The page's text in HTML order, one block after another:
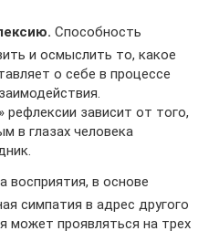
Способность
и осмыслить то, какое
о себе в процессе
рефлексии зависит от того,
в глазах человека
восприятия, в основе
симпатия в адрес другого
может проявляться на трех